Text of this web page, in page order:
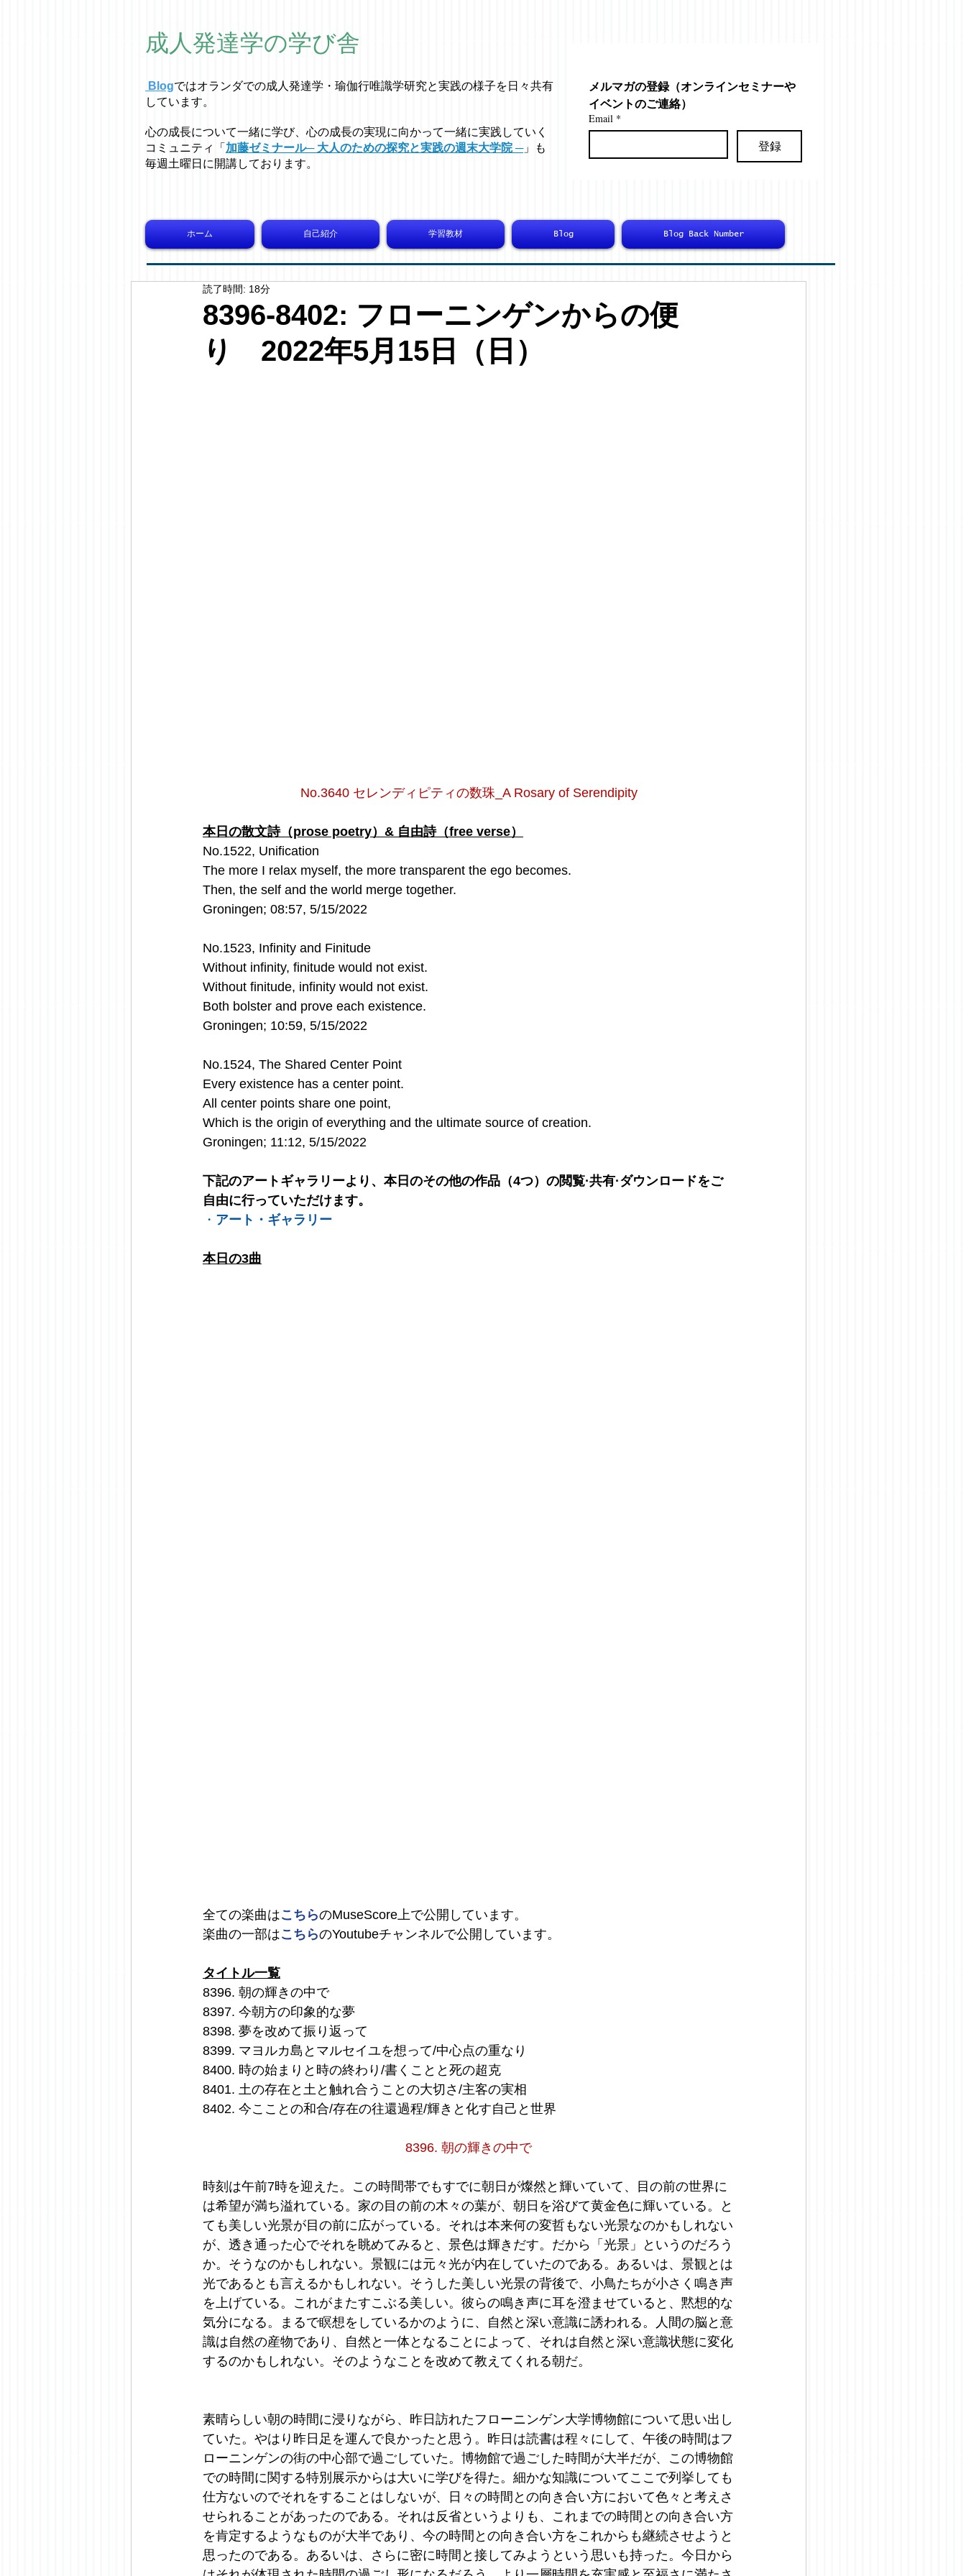
成人発達学の学び舎
Blogではオラ ンダでの成人発達学・ 瑜伽行唯識学研究と実践の様子を日々共有
しています。
心の成長について一緒に学び、心の成長の実現に向かって一緒に実践していく
コミュニティ「 加藤ゼミナール─ 大人のための探究と実践の週末大学院 ─」も
毎週土曜日に開講しております。
メルマガの登録（オンラインセミナーや
イベントのご連絡）
Email *
登録
ホーム 自己紹介 学習教材 Blog Blog Back Number
8396-8402: フローニンゲンからの便
り 2022年5月15日（日）
読了時間: 18分
No.3640 セレンディピティの数珠_A Rosary of Serendipity
本日の散文詩（prose poetry）& 自由詩（free verse）
No.1522, Unification
The more I relax myself, the more transparent the ego becomes.
Then, the self and the world merge together.
Groningen; 08:57, 5/15/2022
No.1523, Infinity and Finitude
Without infinity, finitude would not exist.
Without finitude, infinity would not exist.
Both bolster and prove each existence.
Groningen; 10:59, 5/15/2022
No.1524, The Shared Center Point
Every existence has a center point.
All center points share one point,
Which is the origin of everything and the ultimate source of creation.
Groningen; 11:12, 5/15/2022
下記のアートギャラリーより、本日のその他の作品（4つ）の閲覧·共有·ダウンロードをご
自由に行っていただけます。
・ アート・ギャラリー
本日の3曲
全ての楽曲はこちらのMuseScore上で公開しています。
楽曲の一部はこちらのYoutubeチャンネルで公開しています。
タイトル一覧
8396. 朝の輝きの中で
8397. 今朝方の印象的な夢
8398. 夢を改めて振り返って
8399. マヨルカ島とマルセイユを想って/中心点の重なり
8400. 時の始まりと時の終わり/書くことと死の超克
8401. 土の存在と土と触れ合うことの大切さ/主客の実相
8402. 今こことの和合/存在の往還過程/輝きと化す自己と世界
8396. 朝の輝きの中で
時刻は午前7時を迎えた。この時間帯でもすでに朝日が燦然と輝いていて、目の前の世界に
は希望が満ち溢れている。家の目の前の木々の葉が、朝日を浴びて黄金色に輝いている。と
ても美しい光景が目の前に広がっている。それは本来何の変哲もない光景なのかもしれない
が、透き通った心でそれを眺めてみると、景色は輝きだす。だから「光景」というのだろう
か。そうなのかもしれない。景観には元々光が内在していたのである。あるいは、景観とは
光であるとも言えるかもしれない。そうした美しい光景の背後で、小鳥たちが小さく鳴き声
を上げている。これがまたすこぶる美しい。彼らの鳴き声に耳を澄ませていると、黙想的な
気分になる。まるで瞑想をしているかのように、自然と深い意識に誘われる。人間の脳と意
識は自然の産物であり、自然と一体となることによって、それは自然と深い意識状態に変化
するのかもしれない。そのようなことを改めて教えてくれる朝だ。
素晴らしい朝の時間に浸りながら、昨日訪れたフローニンゲン大学博物館について思い出し
ていた。やはり昨日足を運んで良かったと思う。昨日は読書は程々にして、午後の時間はフ
ローニンゲンの街の中心部で過ごしていた。博物館で過ごした時間が大半だが、この博物館
での時間に関する特別展示からは大いに学びを得た。細かな知識についてここで列挙しても
仕方ないのでそれをすることはしないが、日々の時間との向き合い方において色々と考えさ
せられることがあったのである。それは反省というよりも、これまでの時間との向き合い方
を肯定するようなものが大半であり、今の時間との向き合い方をこれからも継続させようと
思ったのである。あるいは、さらに密に時間と接してみようという思いも持った。今日から